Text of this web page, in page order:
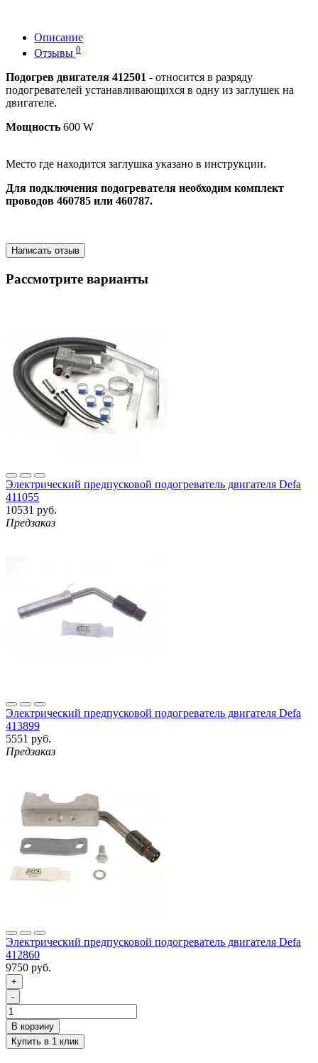
Описание
Отзывы 0
Подогрев двигателя 412501 - относится в разряду
подогревателей устанавливающихся в одну из заглушек на
двигателе.
Мощность 600 W
Место где находится заглушка указано в инструкции.
Для подключения подогревателя необходим комплект
проводов 460785 или 460787.
Написать отзыв
Рассмотрите варианты
Электрический предпусковой подогреватель двигателя Defa
411055
10531 руб.
Предзаказ
Электрический предпусковой подогреватель двигателя Defa
413899
5551 руб.
Предзаказ
Электрический предпусковой подогреватель двигателя Defa
412860
9750 руб.
+
-